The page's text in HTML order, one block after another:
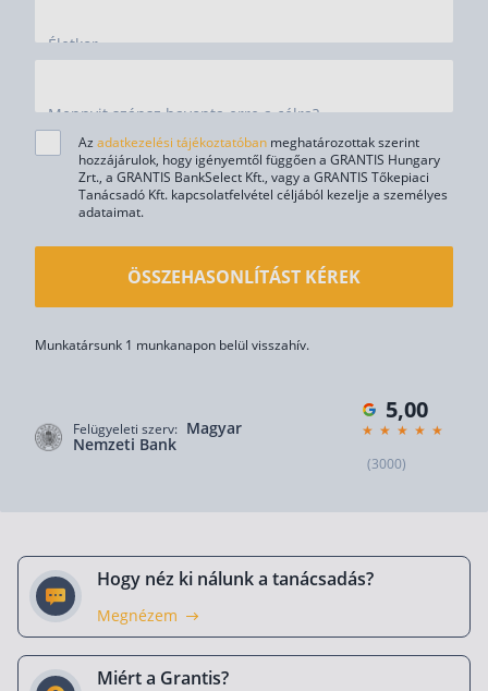
Életkor
Mennyit szánsz havonta erre a célra?
Az adatkezelési tájékoztatóban meghatározottak szerint
hozzájárulok, hogy igényemtől függően a GRANTIS Hungary
Zrt., a GRANTIS BankSelect Kft., vagy a GRANTIS Tőkepiaci
Tanácsadó Kft. kapcsolatfelvétel céljából kezelje a személyes
adataimat.
ÖSSZEHASONLÍTÁST KÉREK
Munkatársunk 1 munkanapon belül visszahív.
Felügyeleti szerv: Magyar
Nemzeti Bank
5,00
(3000)
Hogy néz ki nálunk a tanácsadás?
Megnézem
Miért a Grantis?